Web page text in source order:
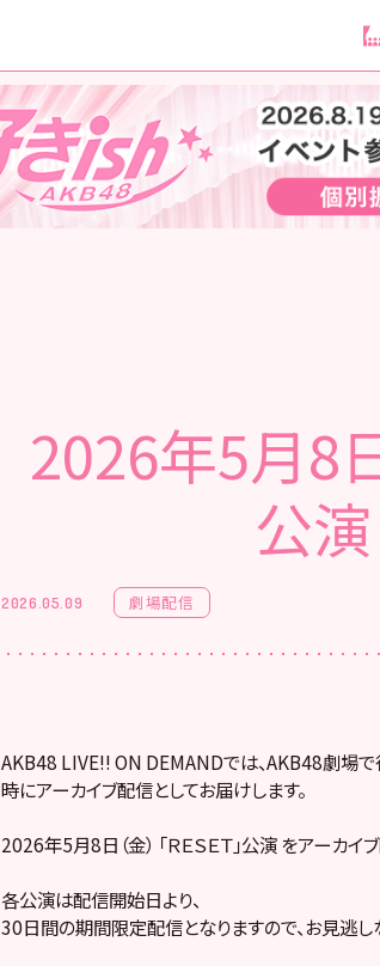
2026年5月8日
公演
2026.05.09 劇場配信
AKB48 LIVE!! ON DEMANDでは、AKB48劇場
時にアーカイブ配信としてお届けします。
2026年5月8日（金） 「ＲＥＳＥＴ」公演 をアーカイ
各公演は配信開始日より、
30日間の期間限定配信となりますので、お見逃し